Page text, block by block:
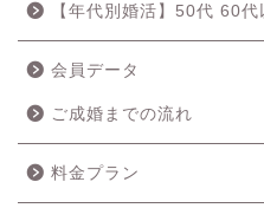
【年代別婚活】50代 60
会員データ
ご成婚までの流れ
料金プラン